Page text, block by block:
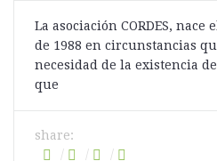
La asociación CORDES, nace
de 1988 en circunstancias
necesidad de la existencia
que
share: